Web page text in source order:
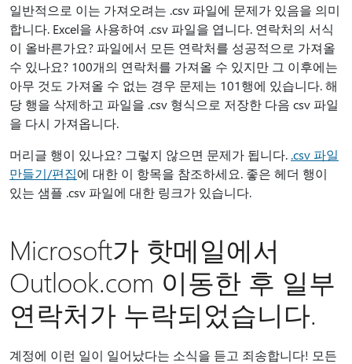
일반적으로 이는 가져오려는 .csv 파일에 문제가 있음을 의미
합니다. Excel을 사용하여 .csv 파일을 엽니다. 연락처의 서식
이 올바른가요? 파일에서 모든 연락처를 성공적으로 가져올
수 있나요? 100개의 연락처를 가져올 수 있지만 그 이후에는
아무 것도 가져올 수 없는 경우 문제는 101행에 있습니다. 해
당 행을 삭제하고 파일을 .csv 형식으로 저장한 다음 csv 파일
을 다시 가져옵니다.
머리글 행이 있나요? 그렇지 않으면 문제가 됩니다. .csv 파일
만들기/편집에 대한 이 항목을 참조하세요. 좋은 헤더 행이
있는 샘플 .csv 파일에 대한 링크가 있습니다.
Microsoft가 핫메일에서
Outlook.com 이동한 후 일부
연락처가 누락되었습니다.
계정에 이런 일이 일어났다는 소식을 듣고 죄송합니다! 모든